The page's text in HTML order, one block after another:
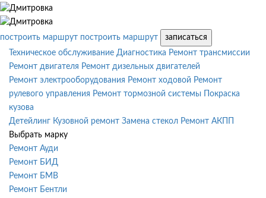
построить маршрут построить маршрут
записаться
Техническое обслуживание Диагностика Ремонт трансмиссии
Ремонт двигателя Ремонт дизельных двигателей
Ремонт электрооборудования Ремонт ходовой Ремонт
рулевого управления Ремонт тормозной системы
Покраска
кузова
Детейлинг Кузовной ремонт Замена стекол Ремонт АКПП
Выбрать марку
Ремонт Ауди
Ремонт БИД
Ремонт БМВ
Ремонт Бентли